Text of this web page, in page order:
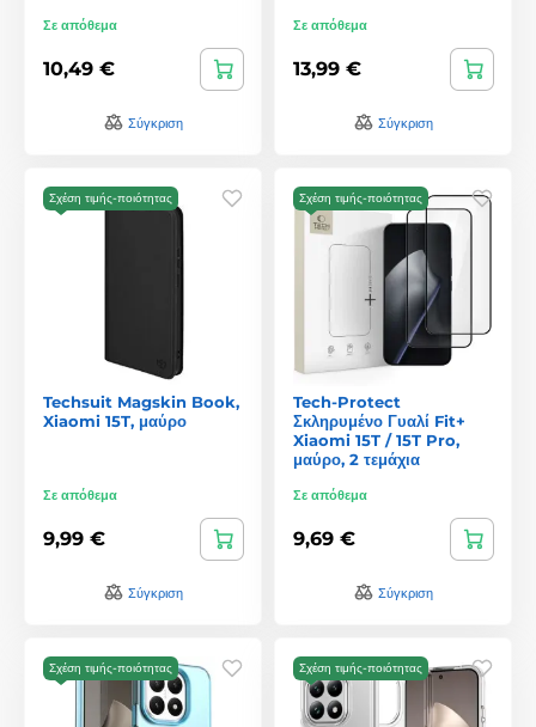
Σε απόθεμα
10,49 €
Σύγκριση
Σε απόθεμα
13,99 €
Σύγκριση
Σχέση τιμής-ποιότητας
Techsuit Magskin Book,
Xiaomi 15T, μαύρο
Σε απόθεμα
9,99 €
Σύγκριση
Σχέση τιμής-ποιότητας
Tech-Protect
Σκληρυμένο Γυαλί Fit+
Xiaomi 15T / 15T Pro,
μαύρο, 2 τεμάχια
Σε απόθεμα
9,69 €
Σύγκριση
Σχέση τιμής-ποιότητας Σχέση τιμής-ποιότητας